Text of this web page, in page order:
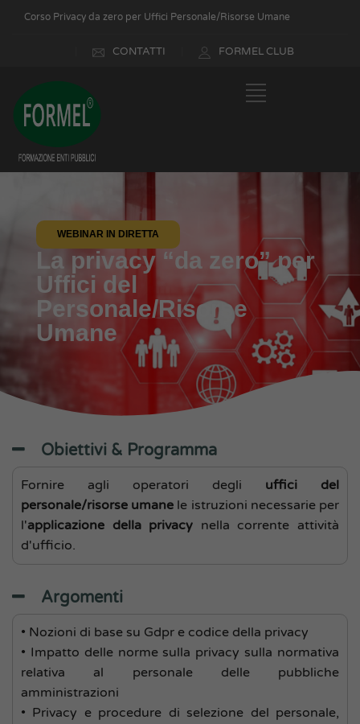
Corso Privacy da zero per Uffici Personale/Risorse Umane
CONTATTI FORMEL CLUB
WEBINAR IN DIRETTA
La privacy “da zero” per
Uffici del
Personale/Risorse
Umane
Obiettivi & Programma
Fornire agli operatori degli uffici del
personale/risorse umane le istruzioni necessarie per
l'applicazione della privacy nella corrente attività
d'ufficio.
Argomenti
• Nozioni di base su Gdpr e codice della privacy
• Impatto delle norme sulla privacy sulla normativa
relativa al personale delle pubbliche
amministrazioni
• Privacy e procedure di selezione del personale,